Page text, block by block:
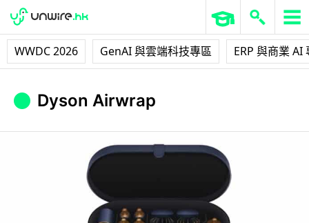
WWDC 2026 GenAI 與雲端科技專區 ERP 與商業 AI
Dyson Airwrap